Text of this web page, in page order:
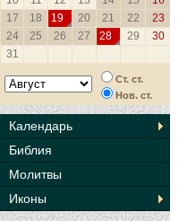
17
18 19 20 21 22
23
24
25 26 27 28 29
30
31
Ст. ст.
Нов. ст.
Календарь
Библия
Молитвы
Иконы